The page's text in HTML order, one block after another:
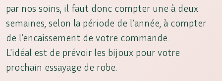
par nos soins, il faut donc compter une à deux
semaines, selon la période de l’année, à compter
de l’encaissement de votre commande.
L'idéal est de prévoir les bijoux pour votre
prochain essayage de robe.